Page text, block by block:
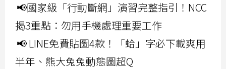
📢國家級「行動斷網」演習完整指引！NCC
揭3重點：勿用手機處理重要工作
📢 LINE免費貼圖4款！「蛤」字必下載爽用
半年、熊大兔兔動態圖超Q